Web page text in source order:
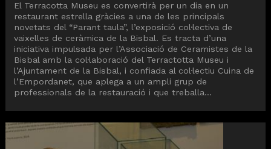
El Terracotta Museu es convertirà per un dia en un
restaurant estrella gràcies a una de les principals
novetats del “Parant taula”, l’exposició col·lectiva de
vaixelles de ceràmica de la Bisbal. Es tracta d’una
iniciativa impulsada per l’Associació de Ceramistes de la
Bisbal amb la col·laboració del Terractotta Museu i
l’Ajuntament de la Bisbal, i confiada al col·lectiu Cuina de
l’Empordanet, que aplega a un ampli grup de
professionals de la restauració i que treballa...